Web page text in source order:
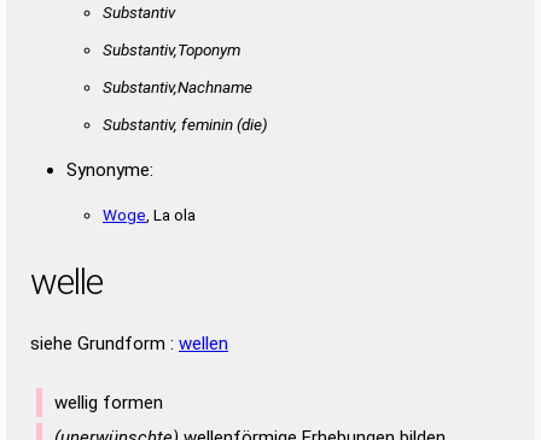
Substantiv
Substantiv,Toponym
Substantiv,Nachname
Substantiv, feminin(die)
Synonyme:
Woge , La ola
welle
siehe Grundform : wellen
wellig formen